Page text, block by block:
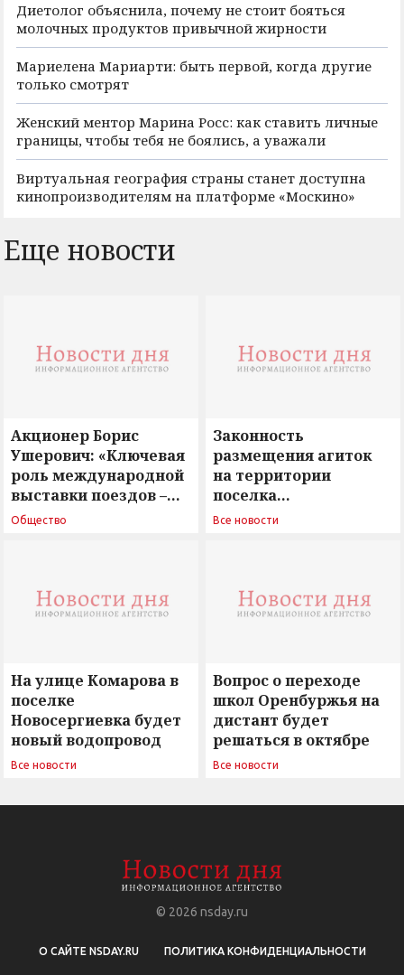
Диетолог объяснила, почему не стоит бояться
молочных продуктов привычной жирности
Мариелена Мариарти: быть первой, когда другие
только смотрят
Женский ментор Марина Росс: как ставить личные
границы, чтобы тебя не боялись, а уважали
Виртуальная география страны станет доступна
кинопроизводителям на платформе «Москино»
Еще новости
Акционер Борис
Ушерович: «Ключевая
роль международной
выставки поездов –
поиск ответов на
Общество
Законность
размещения агиток
на территории
поселка
Новосергиевка
Все новости
На улице Комарова в
поселке
Новосергиевка будет
новый водопровод
Все новости
Вопрос о переходе
школ Оренбуржья на
дистант будет
решаться в октябре
Все новости
© 2026 nsday.ru
О САЙТЕ NSDAY.RU ПОЛИТИКА КОНФИДЕНЦИАЛЬНОСТИ